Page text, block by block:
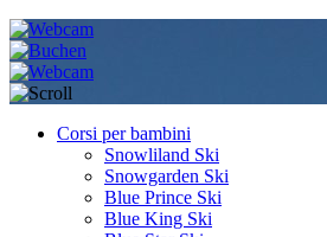
Corsi per bambini
Snowliland Ski
Snowgarden Ski
Blue Prince Ski
Blue King Ski